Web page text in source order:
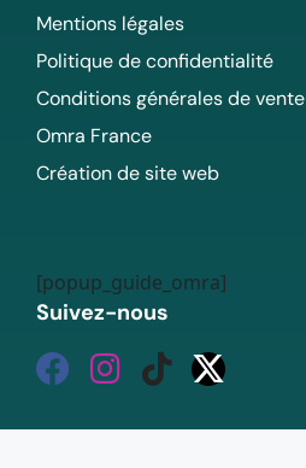
Mentions légales
Politique de confidentialité
Conditions générales de vente
Omra France
Création de site web
[popup_guide_omra]
Suivez-nous